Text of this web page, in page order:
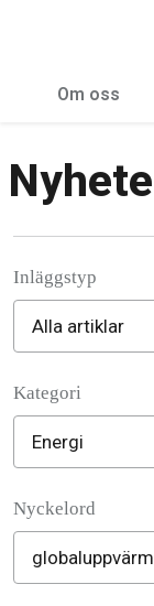
Om oss
Inläggstyp
Kategori
Nyckelord